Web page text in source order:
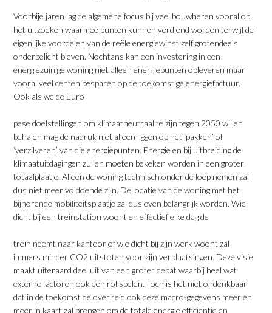
Voorbije jaren lag de algemene focus bij veel bouwheren vooral op
het uitzoeken waarmee punten kunnen verdiend worden terwijl de
eigenlijke voordelen van de reële energiewinst zelf grotendeels
onderbelicht bleven. Nochtans kan een investering in een
energiezuinige woning niet alleen energiepunten opleveren maar
vooral veel centen besparen op de toekomstige energiefactuur.
Ook als we de Euro
pese doelstellingen om klimaatneutraal te zijn tegen 2050 willen
behalen mag de nadruk niet alleen liggen op het ‘pakken’ of
‘verzilveren’ van die energiepunten. Energie en bij uitbreiding de
klimaatuitdagingen zullen moeten bekeken worden in een groter
totaalplaatje. Alleen de woning technisch onder de loep nemen zal
dus niet meer voldoende zijn. De locatie van de woning met het
bijhorende mobiliteitsplaatje zal dus even belangrijk worden. Wie
dicht bij een treinstation woont en effectief elke dag de
trein neemt naar kantoor of wie dicht bij zijn werk woont zal
immers minder CO2 uitstoten voor zijn verplaatsingen. Deze visie
maakt uiteraard deel uit van een groter debat waarbij heel wat
externe factoren ook een rol spelen. Toch is het niet ondenkbaar
dat in de toekomst de overheid ook deze macro-gegevens meer en
meer in kaart zal brengen om de totale energie efficiëntie en